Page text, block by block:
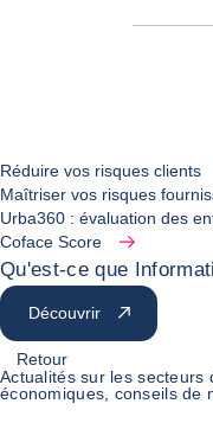
Réduire vos risques clients
Maîtriser vos risques
Urba360 : évaluation des
Coface Score
Qu'est-ce que
Découvrir
Retour
Actualités sur les secteurs
économiques, conseils de